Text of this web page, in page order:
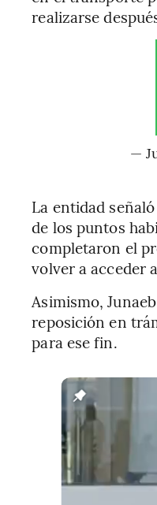
realizarse
—
La entidad
de los puntos
completaron el
volver a acceder
Asimismo,
reposición en
para ese fin.